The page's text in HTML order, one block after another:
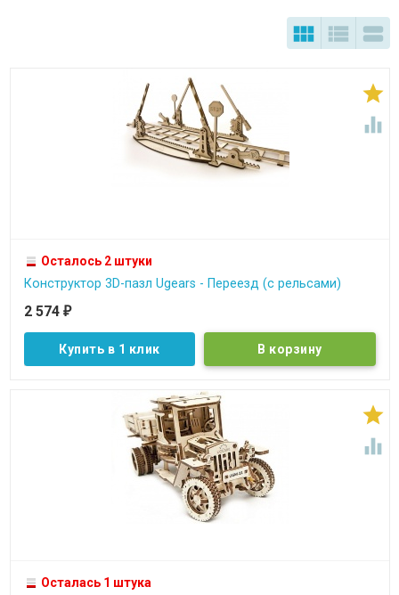
  


Осталось 2 штуки
Конструктор 3D-пазл Ugears - Переезд (с рельсами)
2 574 ₽
Купить в 1 клик


Осталась 1 штука